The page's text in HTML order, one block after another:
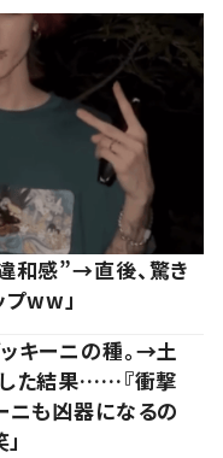
和感”→直後、驚き
プww」
キーニの種。→土
た結果……『衝撃
ニも凶器になるの